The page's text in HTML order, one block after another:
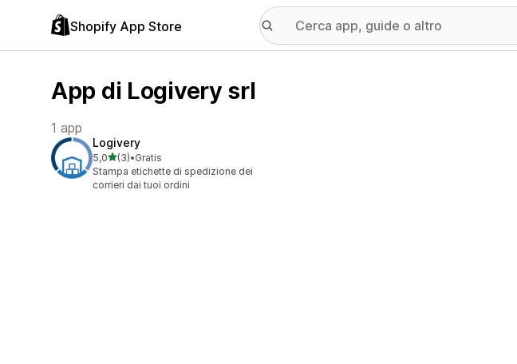
Shopify App Store
App di Logivery srl
1 app
Logivery
5,0stelle su 5
(3)
3 recensioni totali
•Gratis
Stampa etichette di spedizione dei
corrieri dai tuoi ordini